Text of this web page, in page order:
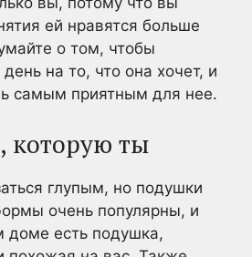
ей нравятся больше
о том, чтобы
на то, что она хочет, и
самым приятным для нее.
которую ты
глупым, но подушки
очень популярны, и
доме есть подушка,